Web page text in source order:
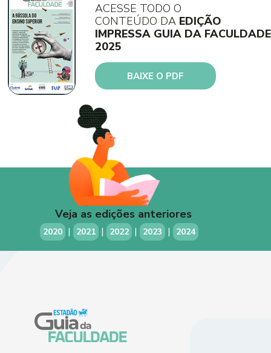
ACESSE TODO O
CONTEÚDO DA EDIÇÃO
IMPRESSA GUIA DA FACULDADE
2025
BAIXE O PDF
Veja as edições anteriores
2020 | 2021 | 2022 | 2023 | 2024